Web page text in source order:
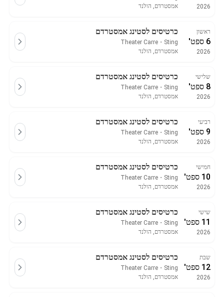
2026
אמסטרדם, הולנד
ראשון
6 ספט'
2026
כרטיסים לסטינג אמסטרדם
Sting
・
Theater Carre
אמסטרדם, הולנד
שלישי
8 ספט'
2026
כרטיסים לסטינג אמסטרדם
Sting
・
Theater Carre
אמסטרדם, הולנד
רביעי
9 ספט'
2026
כרטיסים לסטינג אמסטרדם
Sting
・
Theater Carre
אמסטרדם, הולנד
חמישי
10 ספט'
2026
כרטיסים לסטינג אמסטרדם
Sting
・
Theater Carre
אמסטרדם, הולנד
שישי
11 ספט'
2026
כרטיסים לסטינג אמסטרדם
Sting
・
Theater Carre
אמסטרדם, הולנד
שבת
12 ספט'
2026
כרטיסים לסטינג אמסטרדם
Sting
・
Theater Carre
אמסטרדם, הולנד